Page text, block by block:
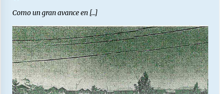
Como un gran avance en […]